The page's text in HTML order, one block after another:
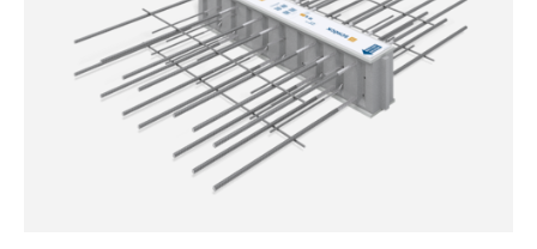
Wissensportale
Referenzen